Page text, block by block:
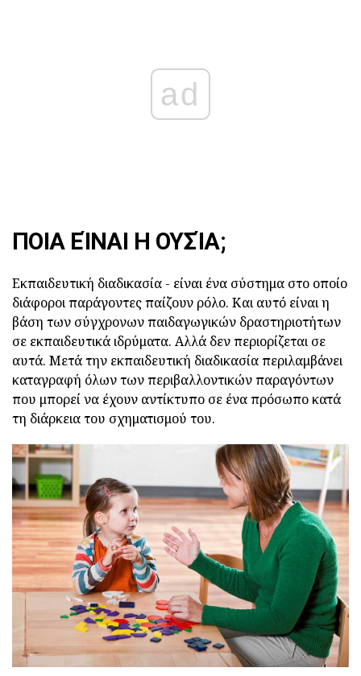
ad
ΠΟΙΑ ΕΊΝΑΙ Η ΟΥΣΊΑ;
Εκπαιδευτική διαδικασία - είναι ένα σύστημα στο οποίο
διάφοροι παράγοντες παίζουν ρόλο. Και αυτό είναι η
βάση των σύγχρονων παιδαγωγικών δραστηριοτήτων
σε εκπαιδευτικά ιδρύματα. Αλλά δεν περιορίζεται σε
αυτά. Μετά την εκπαιδευτική διαδικασία περιλαμβάνει
καταγραφή όλων των περιβαλλοντικών παραγόντων
που μπορεί να έχουν αντίκτυπο σε ένα πρόσωπο κατά
τη διάρκεια του σχηματισμού του.